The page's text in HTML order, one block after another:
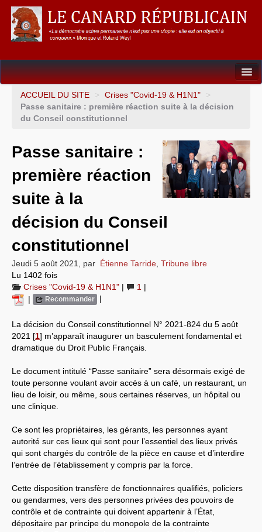
Dossiers
L’Union européenne
Gouvernance mondiale & mondialisation
Systèmes & société sous contrôle
Nouvelles de l’antirépublique
Crises "Covid-19 & H1N1"
Guerre en Ukraine
ACCUEIL DU SITE > Crises "Covid-19 & H1N1"
>
Passe sanitaire : première réaction suite à la décision
du Conseil constitutionnel
Passe sanitaire :
première réaction
suite à la
décision du Conseil
constitutionnel
Jeudi 5 août 2021 par Étienne Tarride Tribune libre
Lu 1402 fois
Crises "Covid-19 & H1N1" | 1 |
|
Recommander |
La décision du Conseil constitutionnel N° 2021-824 du 5 août
2021 [1] m’apparaît inaugurer un basculement fondamental et
dramatique du Droit Public Français.
Le document intitulé “Passe sanitaire” sera désormais exigé de
toute personne voulant avoir accès à un café, un restaurant, un
lieu de loisir, ou même, sous certaines réserves, un hôpital ou
une clinique.
Ce sont les propriétaires, les gérants, les personnes ayant
autorité sur ces lieux qui sont pour l’essentiel des lieux privés
qui sont chargés du contrôle de la pièce en cause et d’interdire
l’entrée de l’établissement y compris par la force.
Cette disposition transfère de fonctionnaires qualifiés, policiers
ou gendarmes, vers des personnes privées des pouvoirs de
contrôle et de contrainte qui doivent appartenir à l’État,
dépositaire par principe du monopole de la contrainte